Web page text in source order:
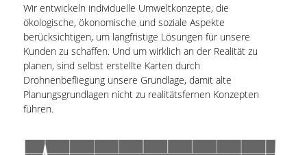
Wir entwickeln individuelle Umweltkonzepte, die
ökologische, ökonomische und soziale Aspekte
berücksichtigen, um langfristige Lösungen für unsere
Kunden zu schaffen. Und um wirklich an der Realität zu
planen, sind selbst erstellte Karten durch
Drohnenbefliegung unsere Grundlage, damit alte
Planungsgrundlagen nicht zu realitätsfernen Konzepten
führen.